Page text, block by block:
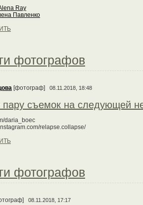
Ray
Павленко
фотографов
[фотограф] 08.11.2018, 18:48
пару съемок на следующей
daria_boec
relapse.collapse/
фотографов
08.11.2018, 17:17